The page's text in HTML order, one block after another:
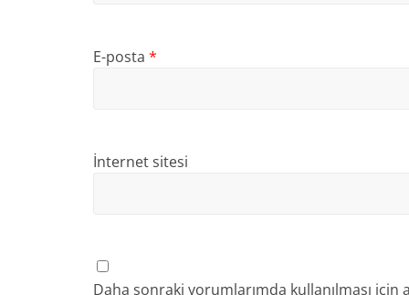
E-posta *
İnternet sitesi
Daha sonraki yorumlarımda kullanılması için